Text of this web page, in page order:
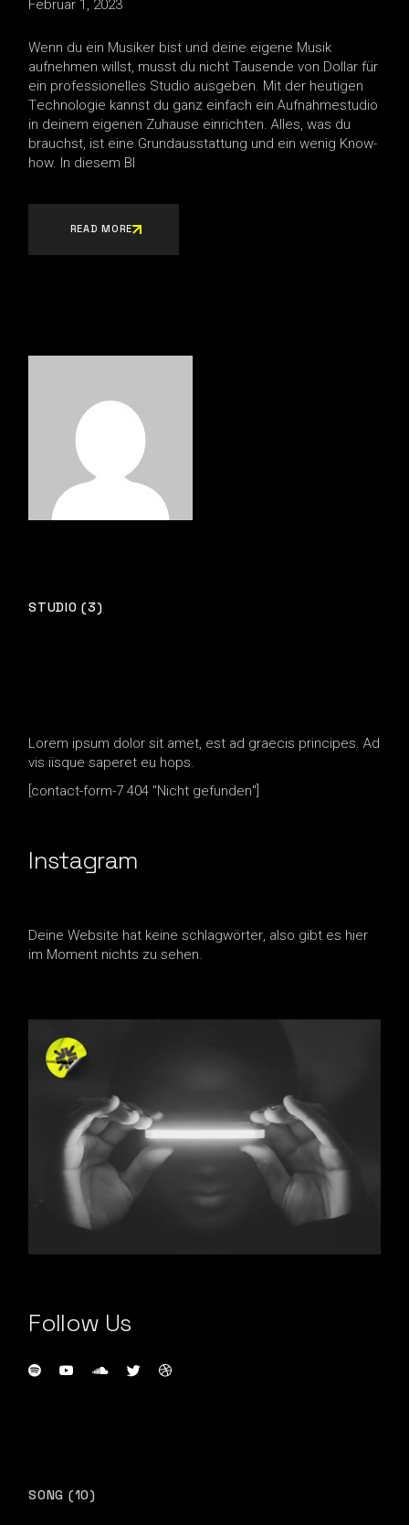
Februar 1, 2023
Wenn du ein Musiker bist und deine eigene Musik
aufnehmen willst, musst du nicht Tausende von Dollar für
ein professionelles Studio ausgeben. Mit der heutigen
Technologie kannst du ganz einfach ein Aufnahmestudio
in deinem eigenen Zuhause einrichten. Alles, was du
brauchst, ist eine Grundausstattung und ein wenig Know-
how. In diesem Bl
READ MORE
STUDIO (3)
Lorem ipsum dolor sit amet, est ad graecis principes. Ad
vis iisque saperet eu hops.
[contact-form-7 404 "Nicht gefunden"]
Instagram
Deine Website hat keine schlagwörter, also gibt es hier
im Moment nichts zu sehen.
Follow Us
SONG 1010
PRODUKTE